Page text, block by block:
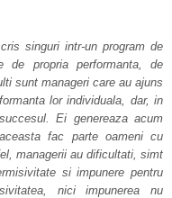
singuri intr-un program de
de propria performanta, de
sunt manageri care au ajuns
lor individuala, dar, in
Ei genereaza acum
fac parte oameni cu
managerii au dificultati, simt
si impunere pentru
nici impunerea nu